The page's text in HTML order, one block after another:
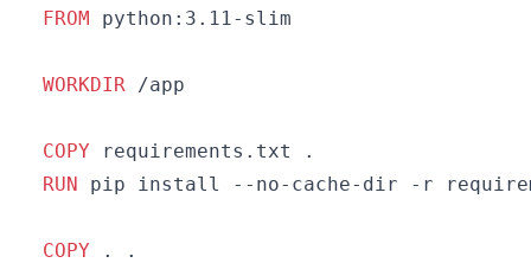
FROM python:3.11-slim
WORKDIR /app
COPY requirements.txt .
RUN pip install --no-cache-dir -r
COPY . .